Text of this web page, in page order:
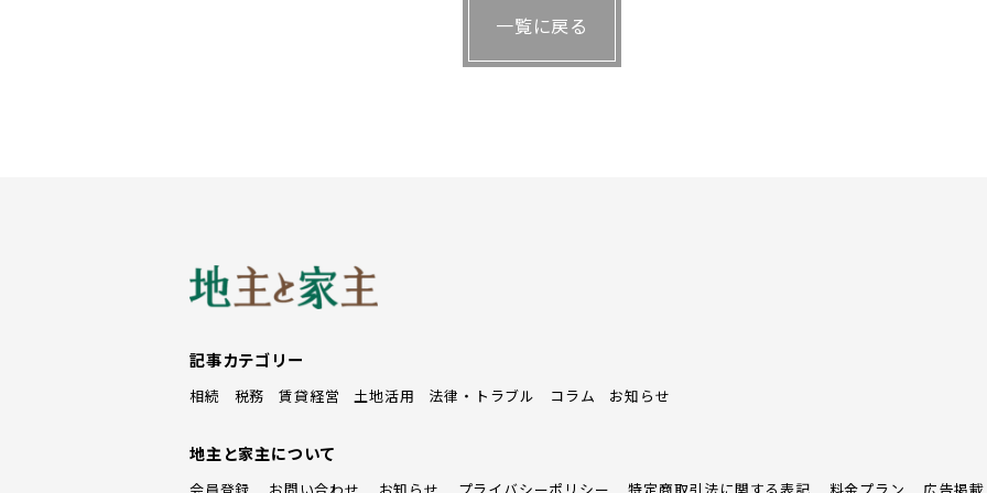
重要なことは家族内での相続に関する話し合いを進めておくことだ。三宅弁護士は
遺言を積極的に書きたいと考えている人はほとんどいない。しぶしぶ書くに
めてしまうこともある。こんなときこそ、後継者が率先して動くべきだとい
う。
佐山行政書士は「専門家への費用まで後継者が払ったり、必要書類を集めた
一覧に戻る
記事カテゴリー
相続 税務 賃貸経営 土地活用 法律・トラブル コラム お知らせ
地主と家主について